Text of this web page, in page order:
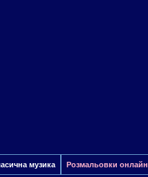
музика Розмальовки онлайн